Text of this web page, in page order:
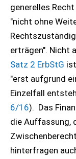
generelles
"nicht ohne
erträgen". Nicht
Satz 2 ErbStG
"erst aufgrund
Einzelfall
6/16). Das
die Auffassung,
hinterfragen